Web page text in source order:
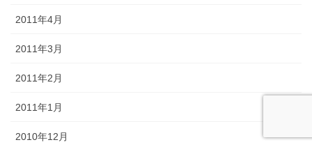
2011年4月
2011年3月
2011年2月
2011年1月
2010年12月